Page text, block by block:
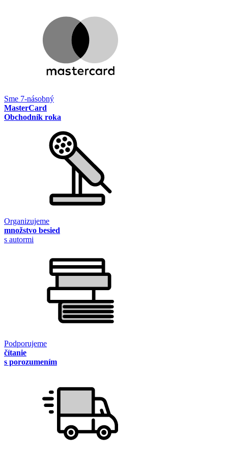
Sme 7-násobný
MasterCard
Obchodník roka
Organizujeme
množstvo besied
s autormi
Podporujeme
čítanie
s porozumením